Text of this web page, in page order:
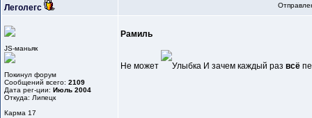
Леголегс
JS-маньяк
Покинул форум
Сообщений всего: 2109
Дата рег-ции: Июль 2004
Откуда: Липецк
Карма 17
Рамиль
Не может И зачем каждый раз всё